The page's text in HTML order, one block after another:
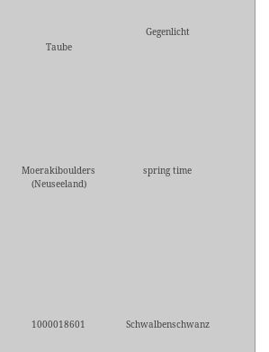
Taube
Gegenlicht
Moerakiboulders
(Neuseeland)
spring time
1000018601 Schwalbenschwanz